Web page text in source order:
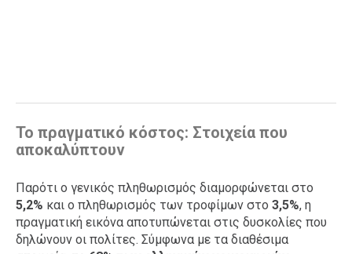
Το πραγματικό κόστος: Στοιχεία που
αποκαλύπτουν
Παρότι ο γενικός πληθωρισμός διαμορφώνεται στο
5,2% και ο πληθωρισμός των τροφίμων στο 3,5%, η
πραγματική εικόνα αποτυπώνεται στις δυσκολίες που
δηλώνουν οι πολίτες. Σύμφωνα με τα διαθέσιμα